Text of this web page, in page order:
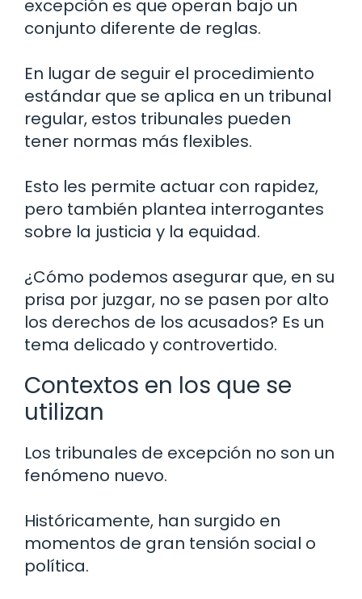
excepción es que operan bajo un
conjunto diferente de reglas.
En lugar de seguir el procedimiento
estándar que se aplica en un tribunal
regular, estos tribunales pueden
tener normas más flexibles.
Esto les permite actuar con rapidez,
pero también plantea interrogantes
sobre la justicia y la equidad.
¿Cómo podemos asegurar que, en su
prisa por juzgar, no se pasen por alto
los derechos de los acusados? Es un
tema delicado y controvertido.
Contextos en los que se
utilizan
Los tribunales de excepción no son un
fenómeno nuevo.
Históricamente, han surgido en
momentos de gran tensión social o
política.